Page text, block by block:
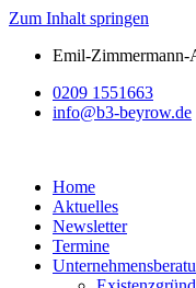
Zum Inhalt springen
Emil-Zimmermann-
0209 1551663
info@b3-beyrow.de
Home
Aktuelles
Newsletter
Termine